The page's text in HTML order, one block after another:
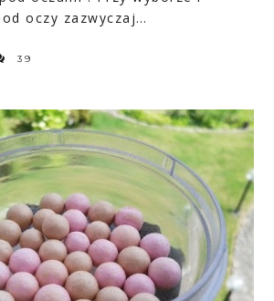
oczy zazwyczaj…
39